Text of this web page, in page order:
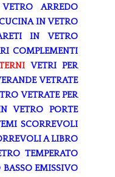
ARREDO
IN VETRO
IN VETRO
COMPLEMENTI
VETRI PER
VETRATE
VETRATE PER
VETRO PORTE
SCORREVOLI
A LIBRO
TEMPERATO
BASSO EMISSIVO